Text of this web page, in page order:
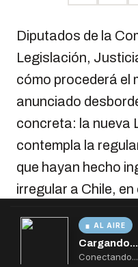
AL AIRE
Cargando...
Conectando...